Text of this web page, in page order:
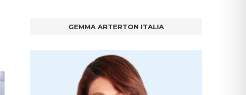
GEMMA ARTERTON ITALIA